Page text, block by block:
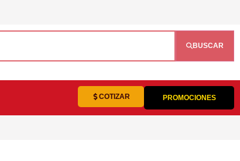
BUSCAR
PROMOCIONES
COTIZAR